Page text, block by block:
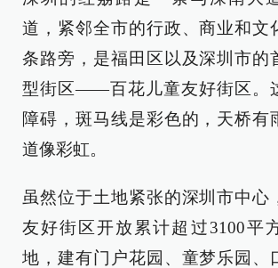
道，紧邻全市的行政、商业和文
条路旁，是福田区以及深圳市的
型街区——百花儿童友好街区。
障碍，斑马线是彩色的，天桥有
道像彩虹。
虽然位于土地紧张的深圳市中心
友好街区开放累计超过3100平
地，建有门户花园、童梦乐园、